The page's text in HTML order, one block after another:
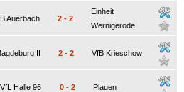
Auerbach 2 - 2
Einheit
Wernigerode
II 2 - 2 VfB Krieschow
VfL Halle 96 0 - 2 Plauen